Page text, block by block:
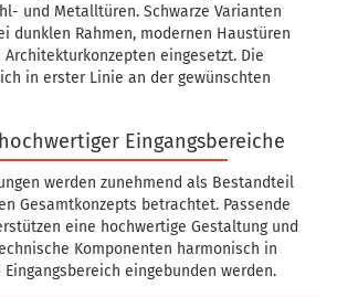
und Metalltüren. Schwarze Varianten
dunklen Rahmen, modernen Haustüren
eingesetzt. Die
in erster Linie an der gewünschten
Eingangsbereiche
werden zunehmend als Bestandteil
Gesamtkonzepts betrachtet. Passende
eine hochwertige Gestaltung und
Komponenten harmonisch in
eingebunden werden.